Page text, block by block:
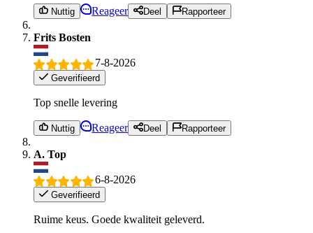
Nuttig Reageer Deel Rapporteer
Frits Bosten
7-8-2026
Geverifieerd
Top snelle levering
Nuttig Reageer Deel Rapporteer
A. Top
6-8-2026
Geverifieerd
Ruime keus. Goede kwaliteit geleverd.